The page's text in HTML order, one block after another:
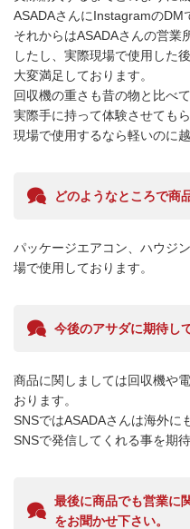
ASADAさんにInstagramのDM
それからはASADAさんの営業
したし、実際現場で使用した
大変満足しております。
回収機の重さも昔の物と比べ
実際手に持って体験させても
どのようなところで商
パッケージエアコン、ハウジ
場で使用しております。
今後のアサダに期待し
商品に関しましては回収機や
おります。
SNSではASADAさんは海外に
最後に商品でも営業に
をお聞かせ下さい。